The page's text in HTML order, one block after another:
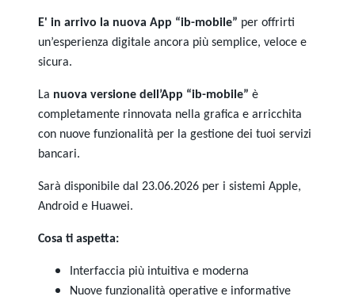
E' in arrivo la nuova App “ib-mobile” per offrirti
un’esperienza digitale ancora più semplice, veloce e
sicura.
La nuova versione dell’App “ib-mobile” è
completamente rinnovata nella grafica e arricchita
con nuove funzionalità per la gestione dei tuoi servizi
bancari.
Sarà disponibile dal 23.06.2026 per i sistemi Apple,
Android e Huawei.
Cosa ti aspetta:
Interfaccia più intuitiva e moderna
Nuove funzionalità operative e informative